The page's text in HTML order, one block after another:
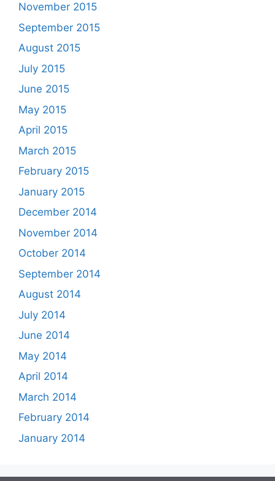
November 2015
September 2015
August 2015
July 2015
June 2015
May 2015
April 2015
March 2015
February 2015
January 2015
December 2014
November 2014
October 2014
September 2014
August 2014
July 2014
June 2014
May 2014
April 2014
March 2014
February 2014
January 2014